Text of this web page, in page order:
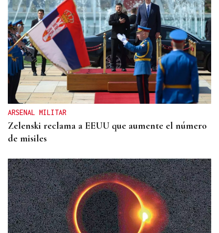
Itxu Díaz
CRÓNICAS DE VERANO
El doble bikini como filosofía de vida
ARSENAL MILITAR
Zelenski reclama a EEUU que aumente el número
de misiles